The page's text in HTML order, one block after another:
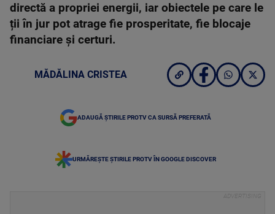
directă a propriei energii, iar obiectele pe care le
ții în jur pot atrage fie prosperitate, fie blocaje
financiare și certuri.
MĂDĂLINA CRISTEA
ADAUGĂ ȘTIRILE PROTV CA SURSĂ PREFERATĂ
URMĂREȘTE ȘTIRILE PROTV ÎN GOOGLE DISCOVER